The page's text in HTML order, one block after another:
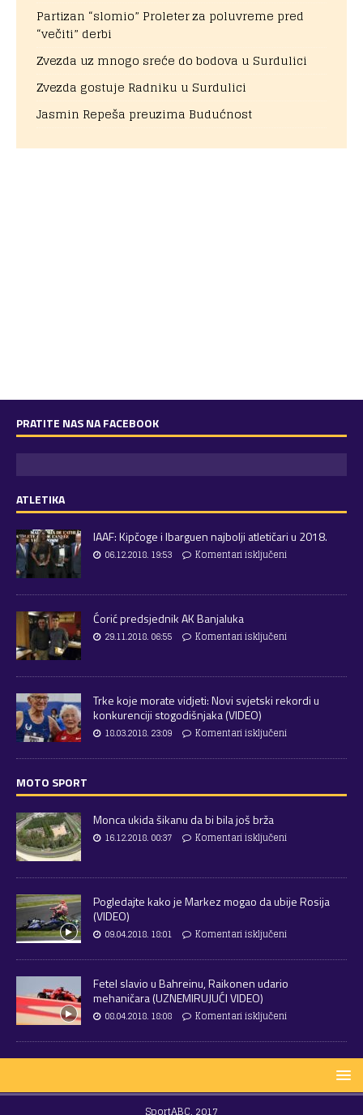
Partizan “slomio” Proleter za poluvreme pred
“večiti” derbi
Zvezda uz mnogo sreće do bodova u Surdulici
Zvezda gostuje Radniku u Surdulici
Jasmin Repeša preuzima Budućnost
PRATITE NAS NA FACEBOOK
ATLETIKA
IAAF: Kipčoge i Ibarguen najbolji atletičari u 2018.
06.12.2018. 19:53 Komentari isključeni
Ćorić predsjednik AK Banjaluka
29.11.2018. 06:55 Komentari isključeni
Trke koje morate vidjeti: Novi svjetski rekordi u
konkurenciji stogodišnjaka (VIDEO)
18.03.2018. 23:09 Komentari isključeni
MOTO SPORT
Monca ukida šikanu da bi bila još brža
16.12.2018. 00:37 Komentari isključeni
Pogledajte kako je Markez mogao da ubije Rosija
(VIDEO)
09.04.2018. 18:01 Komentari isključeni
Fetel slavio u Bahreinu, Raikonen udario
mehaničara (UZNEMIRUJUĆI VIDEO)
08.04.2018. 18:08 Komentari isključeni
SportABC, 2017